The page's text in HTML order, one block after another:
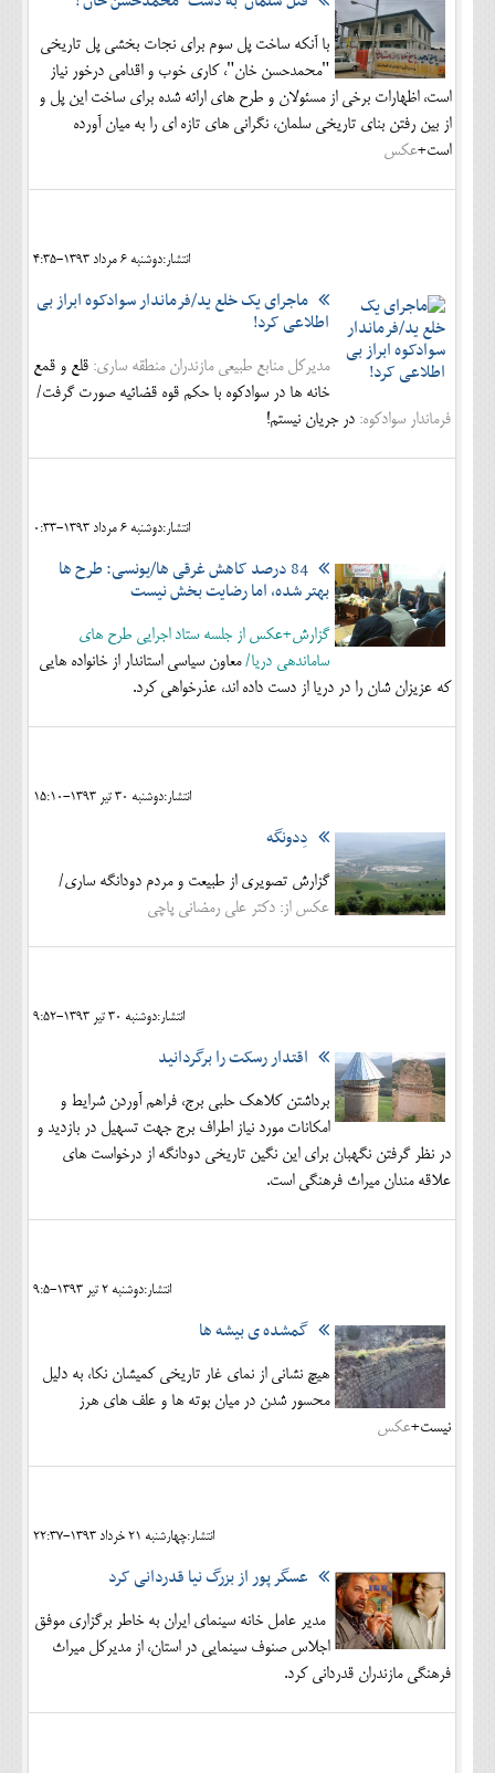
با آنکه ساخت پل سوم برای نجات بخشی پل تاریخی
"محمدحسن خان"، کاری خوب و اقدامی درخور نیاز
است، اظهارات برخی از مسئولان و طرح های ارائه شده برای ساخت این پل و
از بین رفتن بنای تاریخی سلمان، نگرانی های تازه ای را به میان آورده
است+عکس
انتشار:دوشنبه 6 مرداد 1393-4:35
ماجرای یک خلع ید/فرماندار سوادکوه ابراز بی
اطلاعی کرد!
مدیرکل منابع طبیعی مازندران منطقه ساری: قلع و قمع
خانه ها در سوادکوه با حکم قوه قضائیه صورت گرفت/
فرماندار سوادکوه: در جریان نیستم!
انتشار:دوشنبه 6 مرداد 1393-0:33
84 درصد کاهش غرقی ها/یونسی: طرح ها
بهتر شده، اما رضایت بخش نیست
گزارش+عکس از جلسه ستاد اجرایی طرح های
ساماندهی دریا/معاون سیاسی استاندار از خانواده هایی
که عزیزان شان را در دریا از دست داده اند، عذرخواهی کرد.
انتشار:دوشنبه 30 تير 1393-15:10
دِدونگه
گزارش تصویری از طبیعت و مردم دودانگه ساری/
عکس از: دکتر علی رمضانی پاچی
انتشار:دوشنبه 30 تير 1393-9:52
اقتدار رسکت را برگردانید
برداشتن کلاهک حلبی برج، فراهم آوردن شرایط و
امکانات مورد نیاز اطراف برج جهت تسهیل در بازدید و
در نظر گرفتن نگهبان برای این نگین تاریخی دودانگه از درخواست های
علاقه مندان میراث فرهنگی است.
انتشار:دوشنبه 2 تير 1393-9:5
گمشده ی بیشه ها
هیچ نشانی از نمای غار تاریخی کمیشان نکا، به دلیل
محسور شدن در میان بوته ها و علف های هرز
نیست+عکس
انتشار:چهارشنبه 21 خرداد 1393-22:37
عسگر پور از بزرگ نیا قدردانی کرد
مدیر عامل خانه سینمای ایران به خاطر برگزاری موفق
اجلاس صنوف سینمایی در استان، از مدیرکل میراث
فرهنگی مازندران قدردانی کرد.